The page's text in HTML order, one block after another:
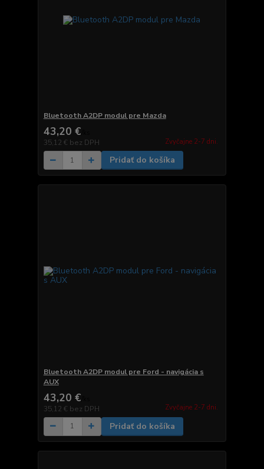
Bluetooth A2DP modul pre Mazda
43,20 €
35,12 € bez DPH Zvyčajne 2-7 dni.
Pridať do košíka
Bluetooth A2DP modul pre Ford - navigácia s
AUX
43,20 €
35,12 € bez DPH Zvyčajne 2-7 dni.
Pridať do košíka